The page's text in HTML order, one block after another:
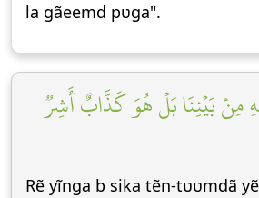
la gãeemd pʋga".
مِنۢ بَيۡنِنَا بَلۡ هُوَ كَذَّابٌ أَشِرٞ
Rẽ yĩnga b sika tẽn-tʋʋmdã